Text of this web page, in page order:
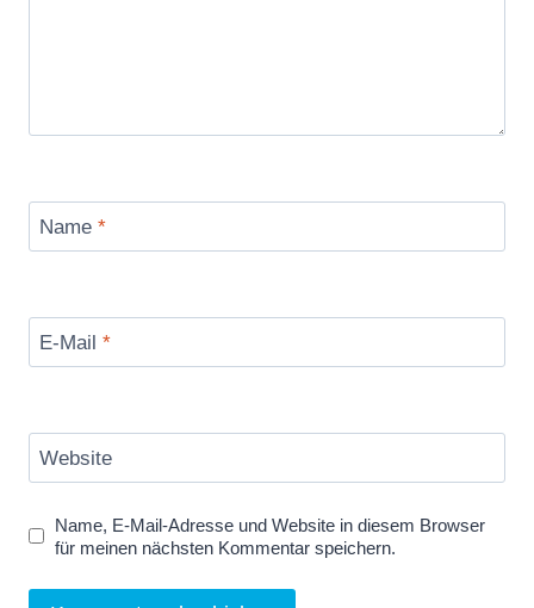
Name *
E-Mail *
Website
Name, E-Mail-Adresse und Website in diesem Browser
für meinen nächsten Kommentar speichern.